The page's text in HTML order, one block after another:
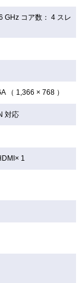
GHz コア数： 4 スレ
（ 1,366 × 768 ）
対応
1